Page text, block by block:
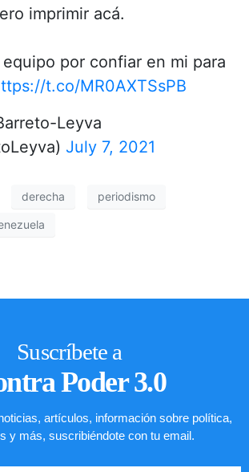
imprimir acá.
equipo por confiar en mi para
t.co/MR0AXTSsPB
Leyva
July 7, 2021
derecha periodismo
Suscríbete a
Poder 3.0
artículos, información sobre política,
y más, suscribiéndote con tu email.